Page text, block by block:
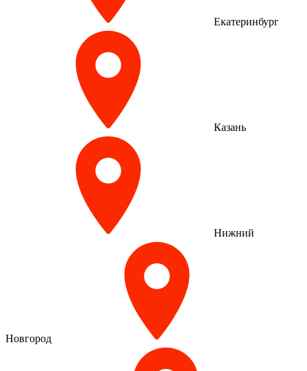
Екатеринбург
Казань
Нижний
Новгород